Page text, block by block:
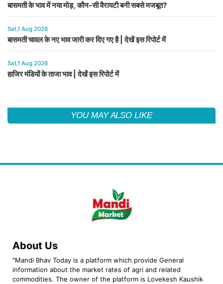
बासमती के भाव में नया मोड़, कौन-सी वैरायटी बनी सबसे मजबूत?
Sat,1 Aug 2026
बासमती चावल के नए भाव जारी कर दिए गए है | देखें इस रिपोर्ट में
Sat,1 Aug 2026
हाजिर मंडियों के ताजा भाव | देखें इस रिपोर्ट में
YOU MAY ALSO LIKE
About Us
"Mandi Bhav Today is a platform which provide General
information about the market rates of agri and related
commodities. The owner of the platform is Lovekesh Kaushik